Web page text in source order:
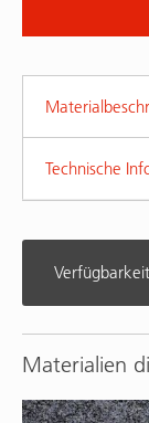
Technische
Materialien